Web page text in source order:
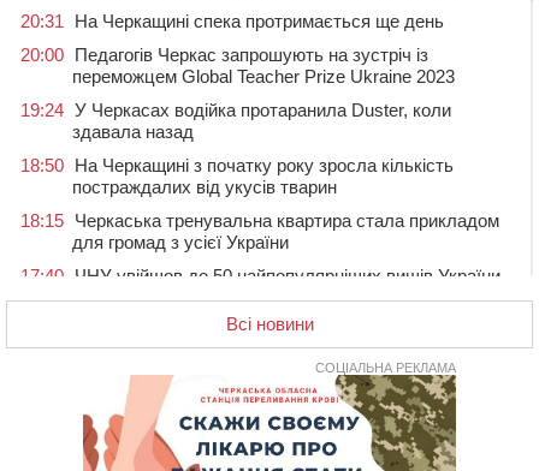
20:31
На Черкащині спека протримається ще день
20:00 Педагогів Черкас запрошують на зустріч із
переможцем Global Teacher Prize Ukraine 2023
19:24 У Черкасах водійка протаранила Duster, коли
здавала назад
18:50 На Черкащині з початку року зросла кількість
постраждалих від укусів тварин
18:15 Черкаська тренувальна квартира стала прикладом
для громад з усієї України
17:40 ЧНУ увійшов до 50 найпопулярніших вишів України
серед вступників
На Хімселищі у Черкасах облаштували новий
контейнерний майданчик
Без розтину грудної клітки: у Черкасах 75-річній
пацієнтці замінили аортальний клапан
У Черкаському онкоцентрі встановили сонячну
електростанцію за понад пів мільйона гривень
Всі новини
СОЦІАЛЬНА РЕКЛАМА